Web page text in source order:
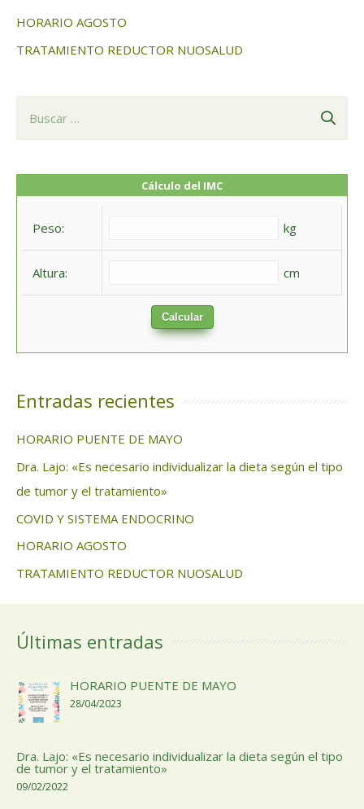
HORARIO AGOSTO
TRATAMIENTO REDUCTOR NUOSALUD
Cálculo del IMC
Peso: kg
Altura: cm
Calcular
Entradas recientes
HORARIO PUENTE DE MAYO
Dra. Lajo: «Es necesario individualizar la dieta según el tipo
de tumor y el tratamiento»
COVID Y SISTEMA ENDOCRINO
HORARIO AGOSTO
TRATAMIENTO REDUCTOR NUOSALUD
Últimas entradas
HORARIO PUENTE DE MAYO
28/04/2023
Dra. Lajo: «Es necesario individualizar la dieta según el tipo
de tumor y el tratamiento»
09/02/2022